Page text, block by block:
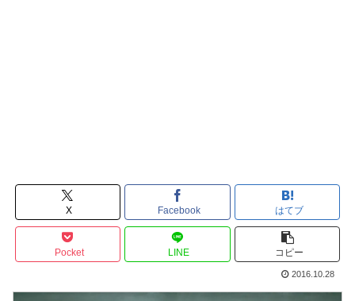
X Facebook はてブ
Pocket LINE コピー
2016.10.28